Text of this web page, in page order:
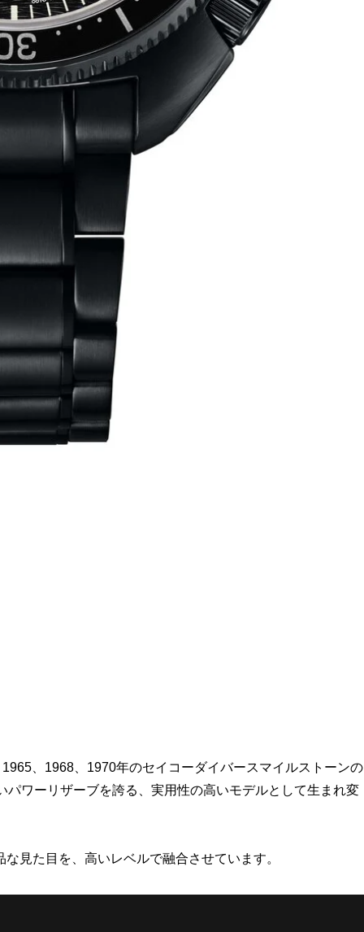
、1968、1970年のセイコーダイバースマイルストーンの
ワーリザーブを誇る、実用性の高いモデルとして生まれ変
見た目を、高いレベルで融合させています。